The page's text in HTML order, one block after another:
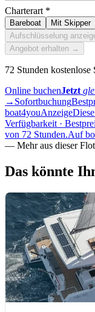
Charterart *
Bareboat Mit Skipper
Aufschlüsselung
Angebot erhalten →
72 Stunden
Online buchenJetzt
→ Sofortbuchung
boat4youAnzeige
Verfügbarkeit ·
von 72 Stunden.Auf
— Mehr aus dieser
Das könnte